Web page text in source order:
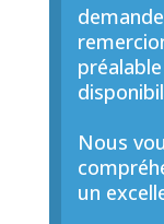
Nous
un